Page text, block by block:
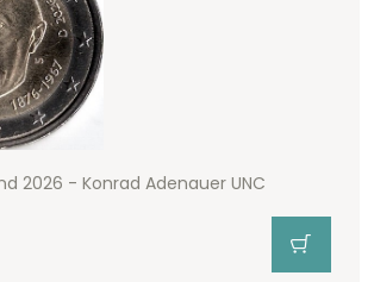
2026 - Konrad Adenauer UNC